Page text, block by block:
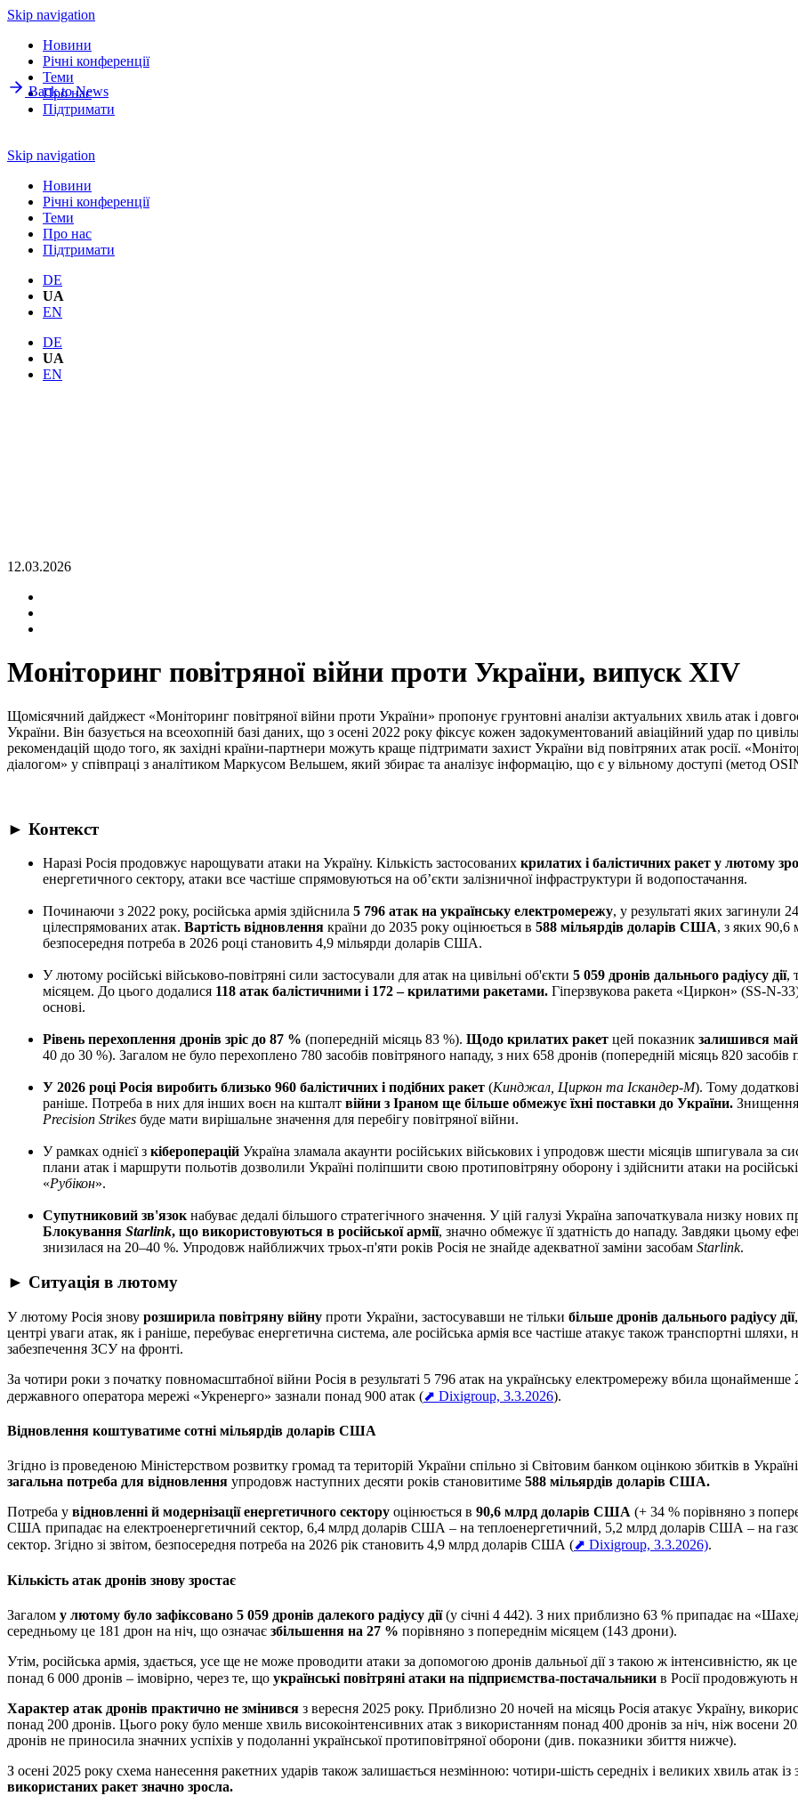
Skip navigation
Новини
Річнi конференції
Теми
Про нас
Підтримати
Skip navigation
Новини
Річнi конференції
Теми
Про нас
Підтримати
DE
UA
EN
DE
UA
EN
Back to News
12.03.2026
Моніторинг повітряної війни проти України, випуск XIV
Щомісячний дайджест «Моніторинг повітряної війни проти України» пропонує грунтовні аналізи актуальних хвиль атак і
України. Він базується на всеохопній базі даних, що з осені 2022 року фіксує кожен задокументований авіаційний удар по
рекомендацій щодо того, як західні країни-партнери можуть краще підтримати захист України від повітряних атак росії.
діалогом» у співпраці з аналітиком Маркусом Вельшем, який збирає та аналізує інформацію, що є у вільному доступі (метод
► Контекст
Наразі Росія продовжує нарощувати атаки на Україну. Кількість застосованих крилатих і балістичних ракет у лютому
енергетичного сектору, атаки все частіше спрямовуються на об’єкти залізничної інфраструктури й водопостачання.
Починаючи з 2022 року, російська армія здійснила 5 796 атак на українську електромережу, у результаті яких загинули
цілеспрямованих атак. Вартість відновлення країни до 2035 року оцінюється в 588 мільярдів доларів США, з яких 90,6
безпосередня потреба в 2026 році становить 4,9 мільярди доларів США.
У лютому російські військово-повітряні сили застосували для атак на цивільні об'єкти 5 059 дронів дальнього радіусу дії,
місяцем. До цього додалися 118 атак балістичними і 172 – крилатими ракетами. Гіперзвукова ракета «Циркон» (SS-N-
основі.
Рівень перехоплення дронів зріс до 87 % (попередній місяць 83 %). Щодо крилатих ракет цей показник залишився
40 до 30 %). Загалом не було перехоплено 780 засобів повітряного нападу, з них 658 дронів (попередній місяць 820 засобів
У 2026 році Росія виробить близько 960 балістичних і подібних ракет (Кинджал, Циркон та Іскандер-М). Тому
раніше. Потреба в них для інших воєн на кшталт війни з Іраном ще більше обмежує їхні поставки до України. Знищення
Precision Strikes буде мати вирішальне значення для перебігу повітряної війни.
У рамках однієї з кібероперацій Україна зламала акаунти російських військових і упродовж шести місяців шпигувала
плани атак і маршрути польотів дозволили Україні поліпшити свою протиповітряну оборону і здійснити атаки на
«Рубікон».
Супутниковий зв'язок набуває дедалі більшого стратегічного значення. У цій галузі Україна започаткувала низку нових
Блокування Starlink, що використовуються в російської армії, значно обмежує її здатність до нападу. Завдяки цьому
знизилася на 20–40 %. Упродовж найближчих трьох-п'яти років Росія не знайде адекватної заміни засобам Starlink.
► Ситуація в лютому
У лютому Росія знову розширила повітряну війну проти України, застосувавши не тільки більше дронів дальнього радіусу дії
центрі уваги атак, як і раніше, перебуває енергетична система, але російська армія все частіше атакує також транспортні
забезпечення ЗСУ на фронті.
За чотири роки з початку повномасштабної війни Росія в результаті 5 796 атак на українську електромережу вбила щонайменше
державного оператора мережі «Укренерго» зазнали понад 900 атак (⬈ Dixigroup, 3.3.2026).
Відновлення коштуватиме сотні мільярдів доларів США
Згідно із проведеною Міністерством розвитку громад та територій України спільно зі Світовим банком оцінкою збитків в
загальна потреба для відновлення упродовж наступних десяти років становитиме 588 мільярдів доларів США.
Потреба у відновленні й модернізації енергетичного сектору оцінюється в 90,6 млрд доларів США (+ 34 % порівняно з
США припадає на електроенергетичний сектор, 6,4 млрд доларів США – на теплоенергетичний, 5,2 млрд доларів США – на
сектор. Згідно зі звітом, безпосередня потреба на 2026 рік становить 4,9 млрд доларів США (⬈ Dixigroup, 3.3.2026).
Кількість атак дронів знову зростає
Загалом у лютому було зафіксовано 5 059 дронів далекого радіусу дії(у січні 4 442). З них приблизно 63 % припадає на
середньому це 181 дрон на ніч, що означає збільшення на 27 % порівняно з попереднім місяцем (143 дрони).
Утім, російська армія, здається, усе ще не може проводити атаки за допомогою дронів дальньої дії з такою ж інтенсивністю, як
понад 6 000 дронів – імовірно, через те, що українські повітряні атаки на підприємства-постачальники в Росії продовжують
Характер атак дронів практично не змінився з вересня 2025 року. Приблизно 20 ночей на місяць Росія атакує Україну,
понад 200 дронів. Цього року було менше хвиль високоінтенсивних атак з використанням понад 400 дронів за ніч, ніж восени
дронів не приносила значних успіхів у подоланні української протиповітряної оборони (див. показники збиття нижче).
З осені 2025 року схема нанесення ракетних ударів також залишається незмінною: чотири-шість середніх і великих хвиль атак
використаних ракет значно зросла.